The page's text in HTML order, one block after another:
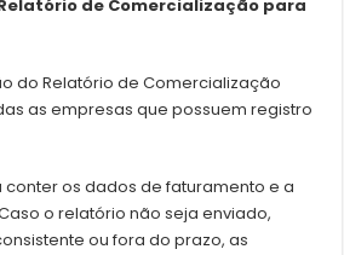
de Comercialização para
do Relatório de Comercialização
as empresas que possuem registro
os dados de faturamento e a
o relatório não seja enviado,
ou fora do prazo, as